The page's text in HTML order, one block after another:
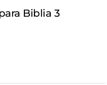
Biblia 3